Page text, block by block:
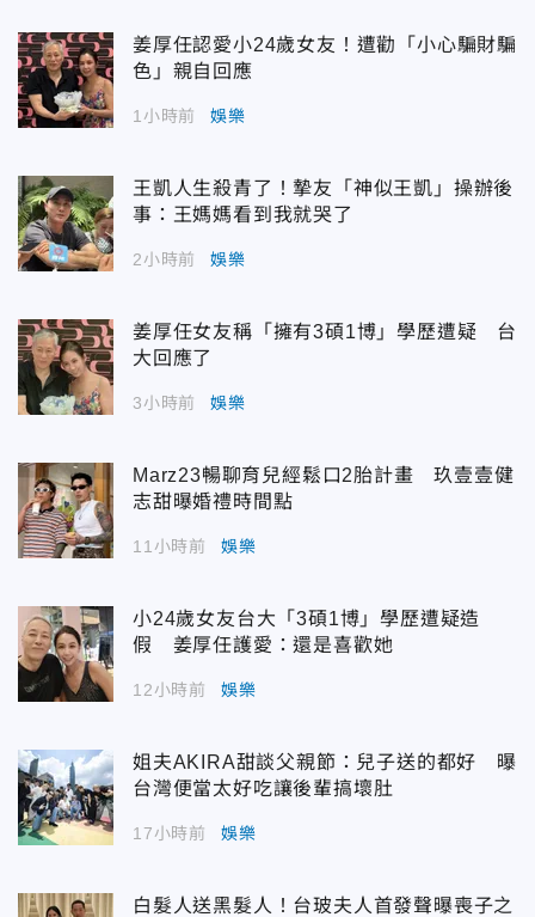
姜厚任認愛小24歲女友！遭勸「小心騙財騙
色」親自回應
1小時前 娛樂
王凱人生殺青了！摯友「神似王凱」操辦後
事：王媽媽看到我就哭了
2小時前 娛樂
姜厚任女友稱「擁有3碩1博」學歷遭疑 台
大回應了
3小時前 娛樂
Marz23暢聊育兒經鬆口2胎計畫 玖壹壹健
志甜曝婚禮時間點
11小時前 娛樂
小24歲女友台大「3碩1博」學歷遭疑造
假 姜厚任護愛：還是喜歡她
12小時前 娛樂
姐夫AKIRA甜談父親節：兒子送的都好 曝
台灣便當太好吃讓後輩搞壞肚
17小時前 娛樂
白髮人送黑髮人！台玻夫人首發聲曝喪子之